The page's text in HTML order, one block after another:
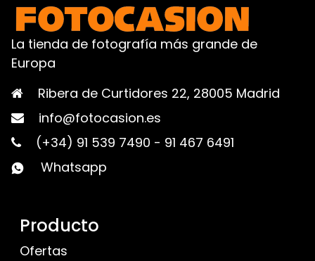
La tienda de fotografía más grande de
Europa
Ribera de Curtidores 22, 28005 Madrid
info@fotocasion.es
(+34) 91 539 7490 - 91 467 6491
Whatsapp
Producto
Ofertas